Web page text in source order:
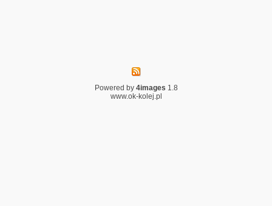
Powered by 4images 1.8
www.ok-kolej.pl